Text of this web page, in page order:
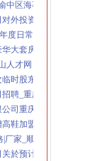
外投资公告
度日常关联交易预计公告-[
大套房_重庆渝中区大坪短
人才网
时股东大会会议资料_证券
聘_重庆枫诚信息技术有限
司重庆分公司-大信国际物
鞋加盟店渝中区加盟增高鞋
家_顺企网
於预计2015年日常关联交易
律网